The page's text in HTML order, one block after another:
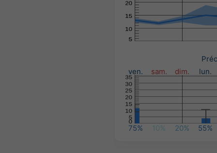
ven.
sam. dim. lun.
75% 10% 20% 55%